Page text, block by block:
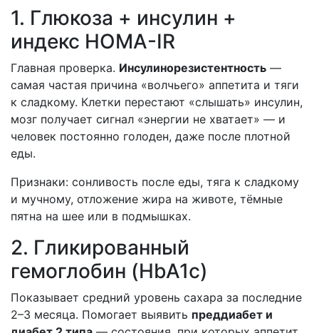
1. Глюкоза + инсулин +
индекс HOMA-IR
Главная проверка. Инсулинорезистентность —
самая частая причина «волчьего» аппетита и тяги
к сладкому. Клетки перестают «слышать» инсулин,
мозг получает сигнал «энергии не хватает» — и
человек постоянно голоден, даже после плотной
еды.
Признаки: сонливость после еды, тяга к сладкому
и мучному, отложение жира на животе, тёмные
пятна на шее или в подмышках.
2. Гликированный
гемоглобин (HbA1c)
Показывает средний уровень сахара за последние
2–3 месяца. Помогает выявить преддиабет и